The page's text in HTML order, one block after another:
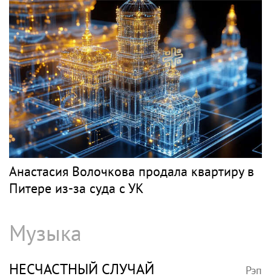
Анастасия Волочкова продала квартиру в
Питере из-за суда с УК
Музыка
НЕСЧАСТНЫЙ СЛУЧАЙ Рэп